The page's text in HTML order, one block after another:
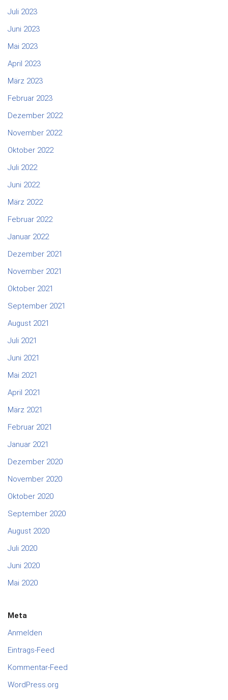
Juli 2023
Juni 2023
Mai 2023
April 2023
März 2023
Februar 2023
Dezember 2022
November 2022
Oktober 2022
Juli 2022
Juni 2022
März 2022
Februar 2022
Januar 2022
Dezember 2021
November 2021
Oktober 2021
September 2021
August 2021
Juli 2021
Juni 2021
Mai 2021
April 2021
März 2021
Februar 2021
Januar 2021
Dezember 2020
November 2020
Oktober 2020
September 2020
August 2020
Juli 2020
Juni 2020
Mai 2020
Meta
Anmelden
Eintrags-Feed
Kommentar-Feed
WordPress.org